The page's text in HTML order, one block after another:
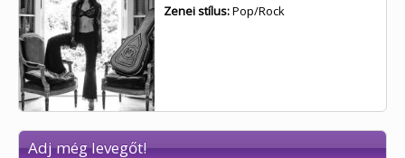
Zenei stílus:Pop/Rock
Adj még levegőt!